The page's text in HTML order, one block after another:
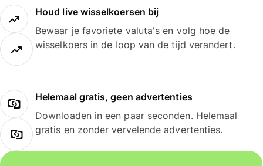
Houd live wisselkoersen bij
Bewaar je favoriete valuta's en volg hoe de
wisselkoers in de loop van de tijd verandert.
Helemaal gratis, geen advertenties
Downloaden in een paar seconden. Helemaal
gratis en zonder vervelende advertenties.